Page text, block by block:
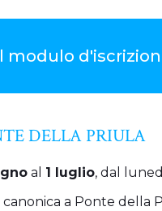
modulo
DELLA PRIULA
al 1 luglio, dal
canonica a Ponte